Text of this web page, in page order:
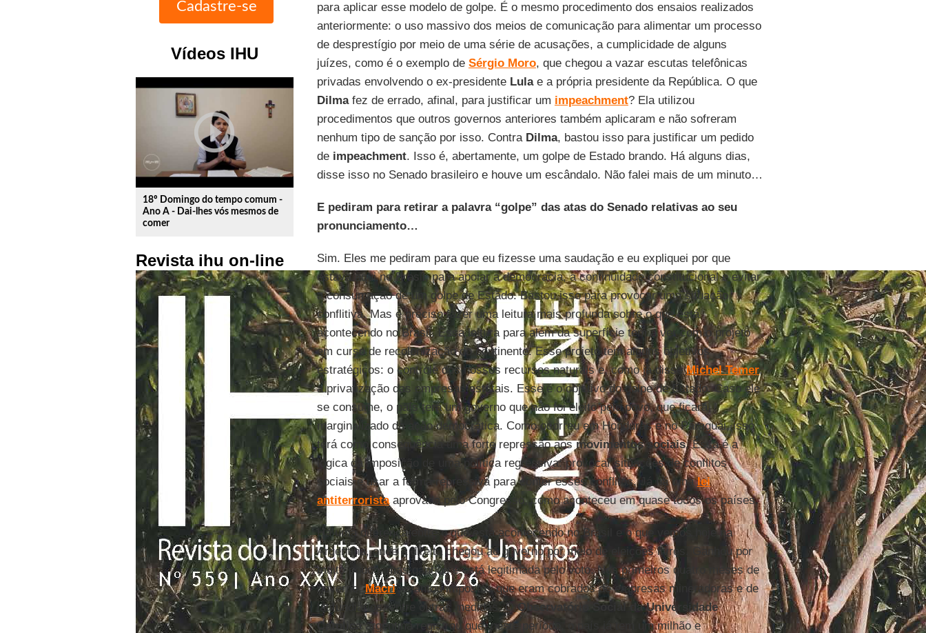
Vídeos IHU
play_circle_outline
18º Domingo do tempo comum -
Ano A - Dai-lhes vós mesmos de
comer
Revista ihu on-line
para aplicar esse modelo de golpe. É o mesmo procedimento dos ensaios realizados
anteriormente: o uso massivo dos meios de comunicação para alimentar um processo
de desprestígio por meio de uma série de acusações, a cumplicidade de alguns
juízes, como é o exemplo de Sérgio Moro, que chegou a vazar escutas telefônicas
privadas envolvendo o ex-presidente Lulae a própria presidente da República. O que
Dilmafez de errado, afinal, para justificar um impeachment? Ela utilizou
procedimentos que outros governos anteriores também aplicaram e não sofreram
nenhum tipo de sanção por isso. Contra Dilma, bastou isso para justificar um pedido
de impeachment. Isso é, abertamente, um golpe de Estado brando. Há alguns dias,
disse isso no Senado brasileiro e houve um escândalo. Não falei mais de um minuto…
E pediram para retirar a palavra “golpe” das atas do Senado relativas ao seu
pronunciamento…
Sim. Eles me pediram para que eu fizesse uma saudação e eu expliquei por que
estava aqui no Brasil, para apoiar a democracia, a continuidade constitucional e evitar
a consumação de um golpe de Estado. Bastou isso para provocar uma situação
conflitiva. Mas é preciso fazer uma leitura mais profunda sobre o que está
acontecendo no Brasil. Essa leitura para além da superfície tem a ver com o projeto
em curso de recolonização do continente. Esse projeto tem alguns objetivos
estratégicos: o controle dos nossos recursos naturais e, como já disseMichel Temer,
a privatização das empresas estatais. Esse é o objetivo do golpe de Estado. Caso ele
se consume, o país terá um governo que não foi eleito pelo povo, que ficará
marginalizado da ação democrática. Como ocorreu em Honduras e no Paraguai, isso
terá como consequência uma forte repressão aosmovimentos sociais. Essa é a
lógica da imposição de uma política regressiva: provocar situações de conflitos
sociais e usar a forma repressiva para conter esses conflitos. Já há umalei
antiterroristaaprovada pelo Congresso, como aconteceu em quase todos os países.
Há uma diferença entre o que está acontecendo no Brasil e o que vemos hoje na
Argentina, onde a direita chegou ao governo por meio de eleições livres. Ganhou por
muito pouco, mas ganhou e está legitimada pelo voto. Nos primeiros quatro meses de
governo,Macrilevantou impostos que eram cobrados de empresas mineradoras e de
latifundiários, entre outras medidas. OObservatório Social da Universidade
Católicaargentina registrou que, neste período, o país já tem um milhão e